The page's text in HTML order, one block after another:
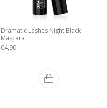
Dramatic Lashes Night Black
Mascara
€4,90